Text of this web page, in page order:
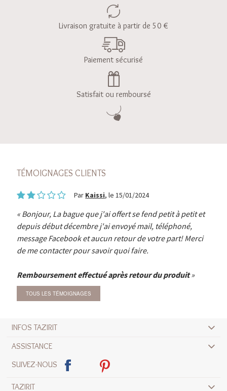
Livraison gratuite à partir de 50 €
Paiement sécurisé
Satisfait ou remboursé
TÉMOIGNAGES CLIENTS
Par Kaissi, le 15/01/2024
Bonjour, La bague que j'ai offert se fend petit à petit et
depuis début décembre j'ai envoyé mail, téléphoné,
message Facebook et aucun retour de votre part! Merci
de me contacter pour savoir quoi faire.
Remboursement effectué après retour du produit
TOUS LES TÉMOIGNAGES
INFOS TAZIRIT
ASSISTANCE
SUIVEZ-NOUS
TAZIRIT